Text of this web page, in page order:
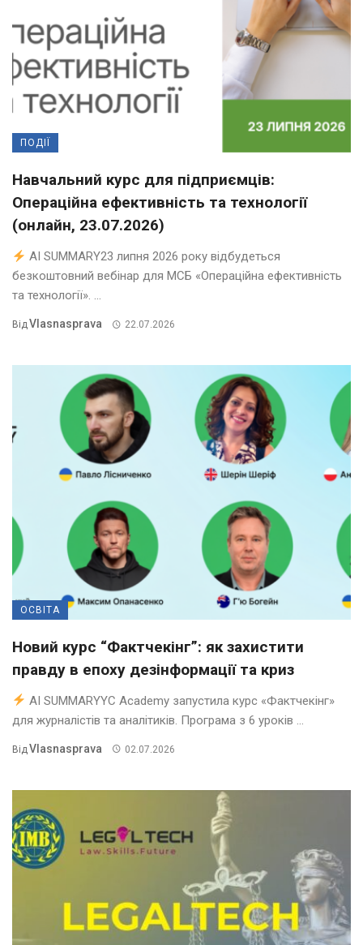
ПОДІЇ
Навчальний курс для підприємців:
Операційна ефективність та технології
(онлайн, 23.07.2026)
AI SUMMARY23 липня 2026 року відбудеться
безкоштовний вебінар для МСБ «Операційна ефективність
та технології». ...
ВідVlasnasprava 22.07.2026
ОСВІТА
Новий курс “Фактчекінг”: як захистити
правду в епоху дезінформації та криз
AI SUMMARYYC Academy запустила курс «Фактчекінг»
для журналістів та аналітиків. Програма з 6 уроків ...
Від Vlasnasprava 02.07.2026